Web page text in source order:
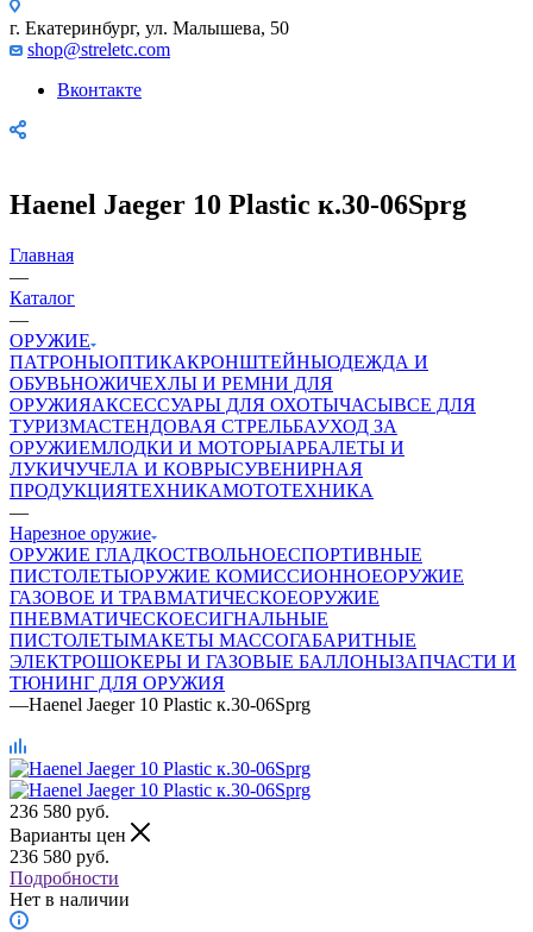
г. Екатеринбург, ул. Малышева, 50
shop@streletc.com
Вконтакте
Haenel Jaeger 10 Plastic к.30-06Sprg
Главная
—
Каталог
—
ОРУЖИЕ
ПАТРОНЫОПТИКАКРОНШТЕЙНЫОДЕЖДА И
ОБУВЬНОЖИЧЕХЛЫ И РЕМНИ ДЛЯ
ОРУЖИЯАКСЕССУАРЫ ДЛЯ ОХОТЫЧАСЫВСЕ ДЛЯ
ТУРИЗМАСТЕНДОВАЯ СТРЕЛЬБАУХОД ЗА
ОРУЖИЕМЛОДКИ И МОТОРЫАРБАЛЕТЫ И
ЛУКИЧУЧЕЛА И КОВРЫСУВЕНИРНАЯ
ПРОДУКЦИЯТЕХНИКАМОТОТЕХНИКА
—
Нарезное оружие
ОРУЖИЕ ГЛАДКОСТВОЛЬНОЕСПОРТИВНЫЕ
ПИСТОЛЕТЫОРУЖИЕ КОМИССИОННОЕОРУЖИЕ
ГАЗОВОЕ И ТРАВМАТИЧЕСКОЕОРУЖИЕ
ПНЕВМАТИЧЕСКОЕСИГНАЛЬНЫЕ
ПИСТОЛЕТЫМАКЕТЫ МАССОГАБАРИТНЫЕ
ЭЛЕКТРОШОКЕРЫ И ГАЗОВЫЕ БАЛЛОНЫЗАПЧАСТИ И
ТЮНИНГ ДЛЯ ОРУЖИЯ
—Haenel Jaeger 10 Plastic к.30-06Sprg
236 580 руб.
Варианты цен
236 580 руб.
Подробности
Нет в наличии